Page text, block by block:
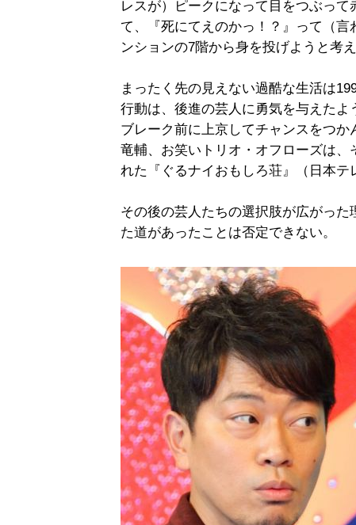
レスが）ピークになって目をつぶっ
て、『死にてえのかっ！？』って（
ンションの7階から身を投げようと考
まったく先の見えない過酷な生活は
行動は、後進の芸人に勇気を与えたよ
ブレーク前に上京してチャンスをつ
竜輔、お笑いトリオ・オフローズは
れた『ぐるナイおもしろ荘』（日本テ
その後の芸人たちの選択肢が広がっ
た道があったことは否定できない。